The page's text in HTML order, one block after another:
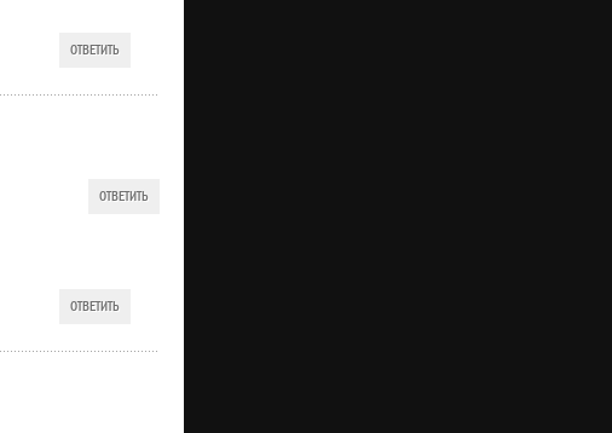
ОТВЕТИТЬ
ОТВЕТИТЬ
ОТВЕТИТЬ